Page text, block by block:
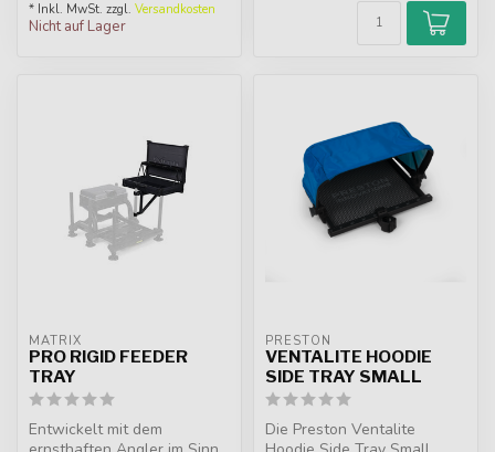
* Inkl. MwSt. zzgl. Versandkosten
Nicht auf Lager
MATRIX
PRO RIGID FEEDER
TRAY
Entwickelt mit dem
PRESTON
VENTALITE HOODIE
SIDE TRAY SMALL
Die Preston Ventalite